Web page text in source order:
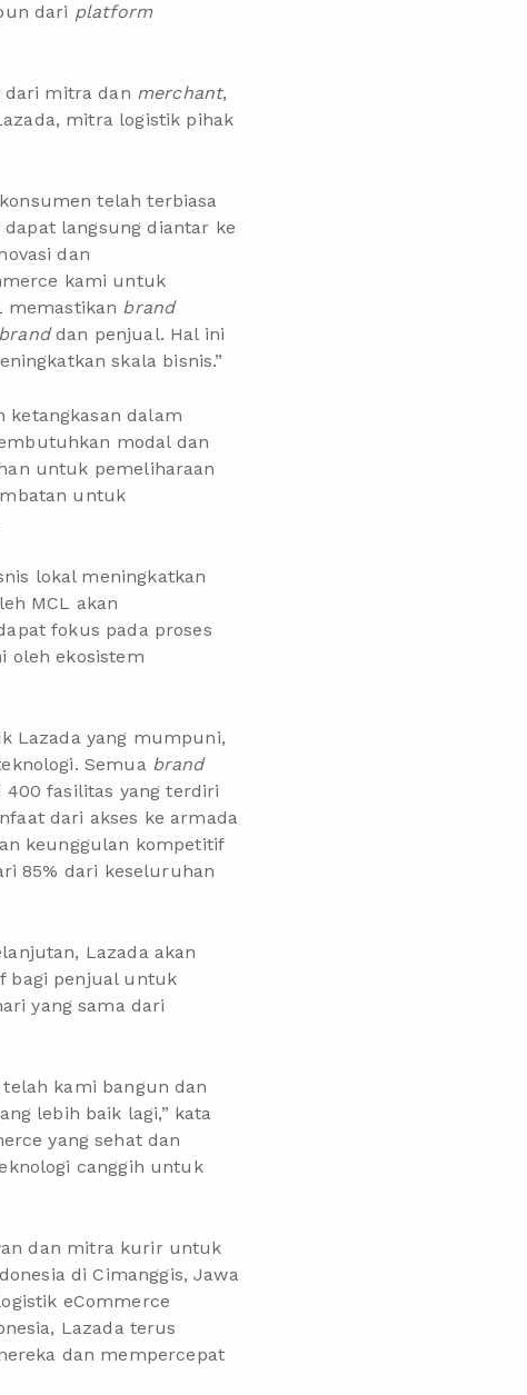
dari platform
dari mitra dan merchant,
mitra logistik pihak
telah terbiasa
langsung diantar ke
dan
kami untuk
memastikan brand
branddan penjual. Hal ini
skala bisnis.”
dalam
modal dan
untuk pemeliharaan
untuk
lokal meningkatkan
MCL akan
fokus pada proses
oleh ekosistem
Lazada yang mumpuni,
Semua brand
400 fasilitas yang terdiri
dari akses ke armada
keunggulan kompetitif
85% dari keseluruhan
Lazada akan
bagi penjual untuk
yang sama dari
kami bangun dan
lebih baik lagi,” kata
yang sehat dan
canggih untuk
dan mitra kurir untuk
di Cimanggis, Jawa
eCommerce
Lazada terus
dan mempercepat